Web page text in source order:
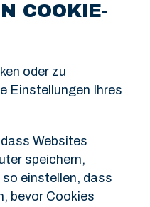
COOKIE-
oder zu
Einstellungen Ihres
Websites
speichern,
so einstellen, dass
bevor Cookies